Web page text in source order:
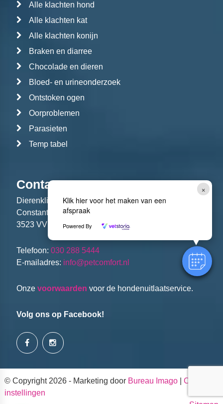
Alle klachten hond
Alle klachten kat
Alle klachten konijn
Braken en diarree
Chocolade en dieren
Bloed- en urineonderzoek
Ontstoken ogen
Oorproblemen
Parasieten
Temp tabel
Contactgegevens
Dierenkliniek PETcomfort
Constant Erzeijstraat 2
3523 VV Utrecht
Telefoon: 030 288 5444
E-mailadres: info@petcomfort.nl
Onze voorwaarden voor de hondenuitlaatservice.
Volg ons op Facebook!
© Copyright 2026 - Marketing door Bureau Imago| Cookie
instellingen
×
Klik hier voor het maken van een
afspraak
Powered By